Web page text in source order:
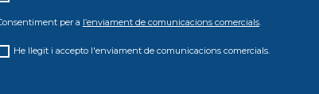
per a l’enviament de comunicacions comercials.
He llegit i accepto l'enviament de comunicacions comercials.